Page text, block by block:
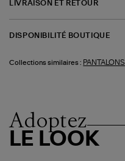
LIVRAISON ET RETOUR
DISPONIBILITÉ BOUTIQUE
Collections similaires : PANTALONS
Adoptez
LE LOOK